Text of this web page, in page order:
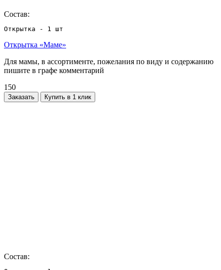
Состав:
Открытка - 1 шт
Открытка «Маме»
Для мамы, в ассортименте, пожелания по виду и содержанию
пишите в графе комментарий
150
Заказать Купить в 1 клик
Состав: